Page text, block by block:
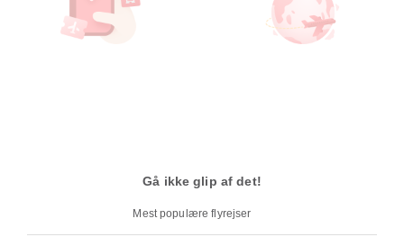
Gå ikke glip af det!
Mest populære flyrejser